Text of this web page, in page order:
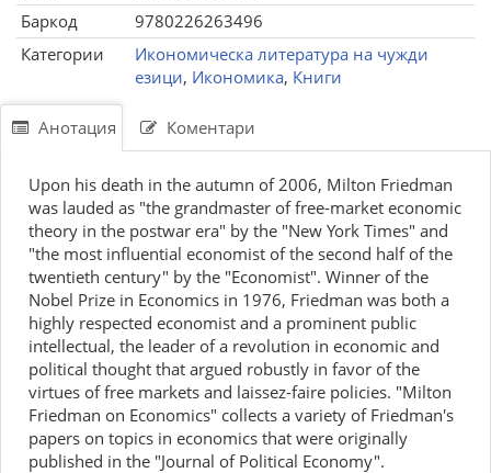
Баркод
9780226263496
Категории
Икономическа литература на чужди
езици, Икономика, Книги
Анотация Коментари
Upon his death in the autumn of 2006, Milton Friedman
was lauded as "the grandmaster of free-market economic
theory in the postwar era" by the "New York Times" and
"the most influential economist of the second half of the
twentieth century" by the "Economist". Winner of the
Nobel Prize in Economics in 1976, Friedman was both a
highly respected economist and a prominent public
intellectual, the leader of a revolution in economic and
political thought that argued robustly in favor of the
virtues of free markets and laissez-faire policies. "Milton
Friedman on Economics" collects a variety of Friedman's
papers on topics in economics that were originally
published in the "Journal of Political Economy".